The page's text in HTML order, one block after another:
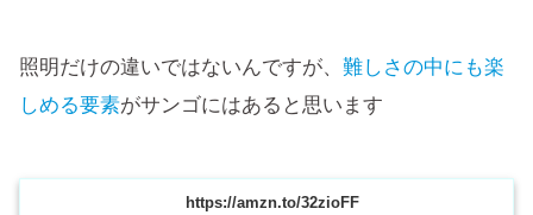
照明だけの違いではないんですが、 難しさの中にも楽
しめる要素がサンゴにはあると思います
https://amzn.to/32zioFF